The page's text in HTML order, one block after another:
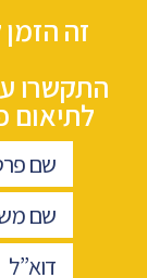
זה
התקשרו
לתיאום